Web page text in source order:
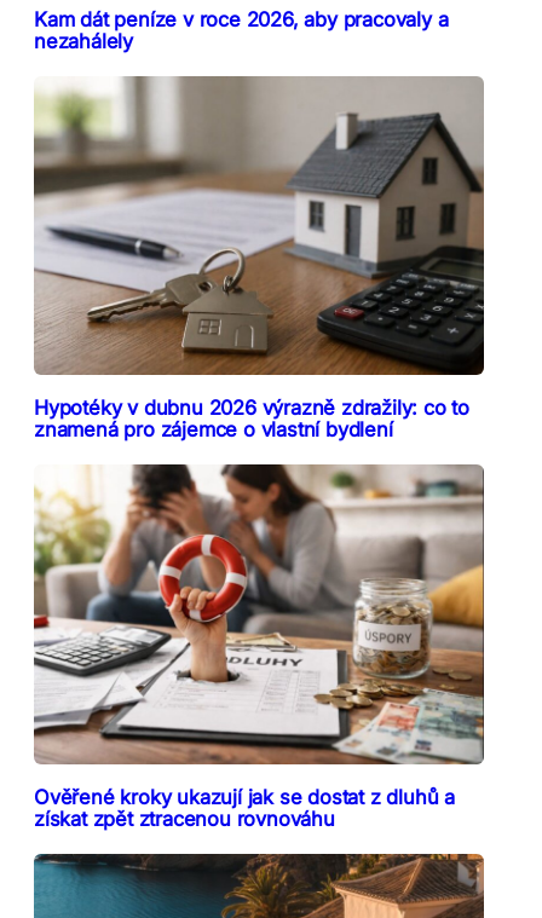
Kam dát peníze v roce 2026, aby pracovaly a
nezahálely
Hypotéky v dubnu 2026 výrazně zdražily: co to
znamená pro zájemce o vlastní bydlení
Ověřené kroky ukazují jak se dostat z dluhů a
získat zpět ztracenou rovnováhu